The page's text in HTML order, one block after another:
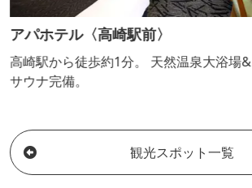
アパホテル〈高崎駅前〉
高崎駅から徒歩約1分。 天然温泉大浴場&
サウナ完備。
観光スポット一覧